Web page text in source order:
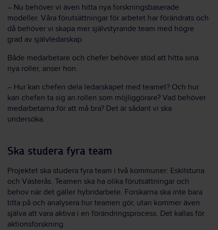
– Nu behöver vi även hitta nya forskningsbaserade
modeller. Våra förutsättningar för arbetet har förändrats och
då behöver vi skapa mer självstyrande team med högre
grad av självledarskap.
Både medarbetare och chefer behöver stöd att hitta sina
nya roller, anser hon.
– Hur kan chefen dela ledarskapet med teamet? Och hur
kan chefen ta sig an rollen som möjliggörare? Vad behöver
medarbetarna för att må bra? Det är sådant vi ska
undersöka.
Ska studera fyra team
Projektet ska studera fyra team i två kommuner: Eskilstuna
och Västerås. Teamen ska ha olika förutsättningar och
behov när det gäller hybridarbete. Forskarna ska inte bara
titta på och analysera hur teamen gör, utan kommer även
själva att vara aktiva i en förändringsprocess. Det kallas för
aktionsforskning.